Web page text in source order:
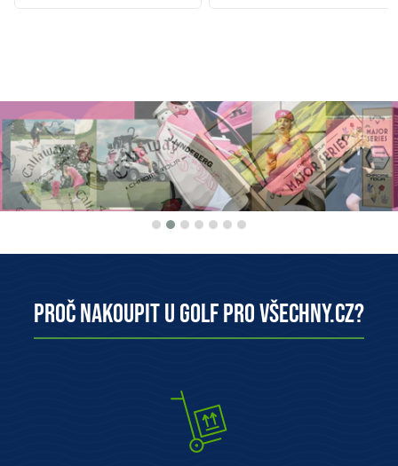
Proč nakoupit u Golf pro všechny.cz?